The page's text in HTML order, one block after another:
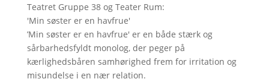
Teatret Gruppe 38 og Teater Rum:
'Min søster er en havfrue'
’Min søster er en havfrue' er en både stærk og
sårbarhedsfyldt monolog, der peger på
kærlighedsbåren samhørighed frem for irritation og
misundelse i en nær relation.